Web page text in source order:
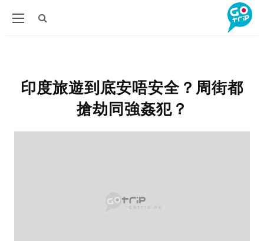
印度旅遊到底安唔安全？周街都
搶劫同強姦犯？